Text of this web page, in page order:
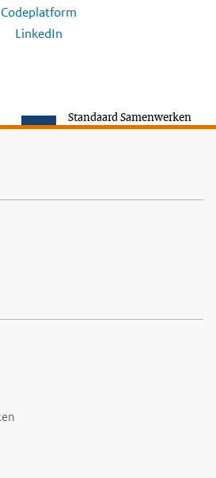
Codeplatform
LinkedIn
Standaard Samenwerken